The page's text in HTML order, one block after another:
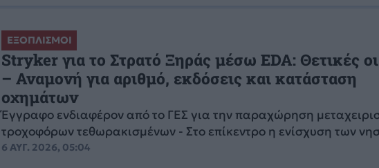
ΕΞΟΠΛΙΣΜΟΙ
Stryker για το Στρατό Ξηράς μέσω EDA: Θετικές
– Αναμονή για αριθμό, εκδόσεις και κατάσταση
οχημάτων
Έγγραφο ενδιαφέρον από το ΓΕΣ για την παραχώρηση
τροχοφόρων τεθωρακισμένων - Στο επίκεντρο η ενίσχυση των
6 ΑΥΓ. 2026, 05:04